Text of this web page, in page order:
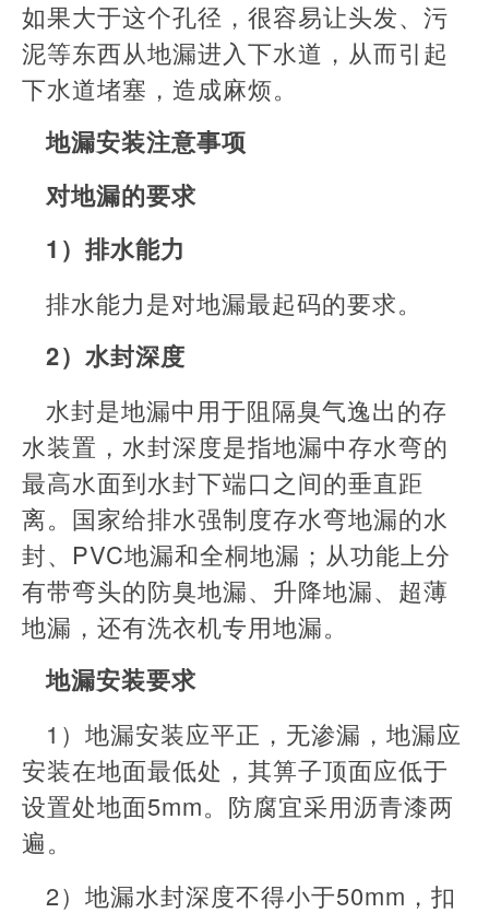
如果大于这个孔径，很容易让头发、污
泥等东西从地漏进入下水道，从而引起
下水道堵塞，造成麻烦。
地漏安装注意事项
对地漏的要求
1）排水能力
排水能力是对地漏最起码的要求。
2）水封深度
水封是地漏中用于阻隔臭气逸出的存
水装置，水封深度是指地漏中存水弯的
最高水面到水封下端口之间的垂直距
离。国家给排水强制度存水弯地漏的水
封、PVC地漏和全桐地漏；从功能上分
有带弯头的防臭地漏、升降地漏、超薄
地漏，还有洗衣机专用地漏。
地漏安装要求
1）地漏安装应平正，无渗漏，地漏应
安装在地面最低处，其箅子顶面应低于
设置处地面5mm。防腐宜采用沥青漆两
遍。
2）地漏水封深度不得小于50mm，扣